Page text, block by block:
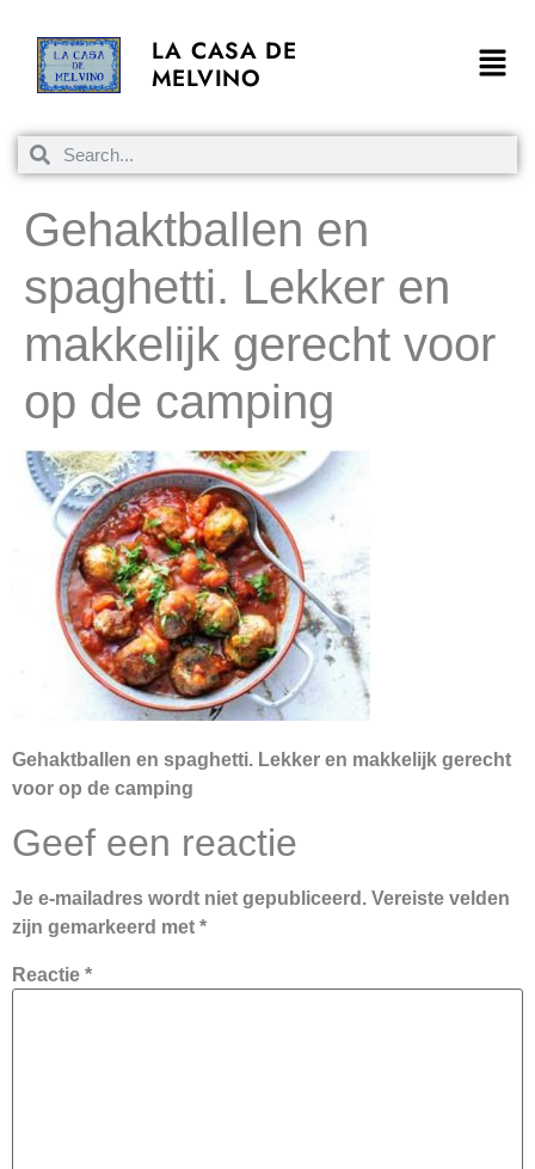
LA CASA DE
MELVINO
Gehaktballen en
spaghetti. Lekker en
makkelijk gerecht voor
op de camping
Gehaktballen en spaghetti. Lekker en makkelijk gerecht
voor op de camping
Geef een reactie
Je e-mailadres wordt niet gepubliceerd. Vereiste velden
zijn gemarkeerd met *
Reactie *